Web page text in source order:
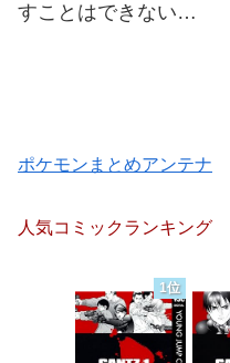
すことはできない…
ポケモンまとめアンテナ
人気コミックランキング
1位